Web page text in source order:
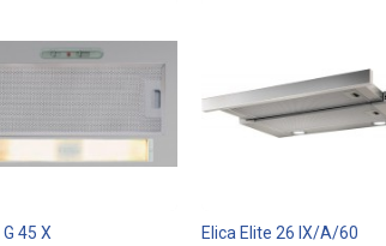
45 X Elica Elite 26 IX/A/60